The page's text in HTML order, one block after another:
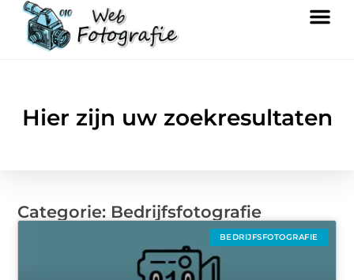
Hier zijn uw zoekresultaten
Categorie: Bedrijfsfotografie
BEDRIJFSFOTOGRAFIE